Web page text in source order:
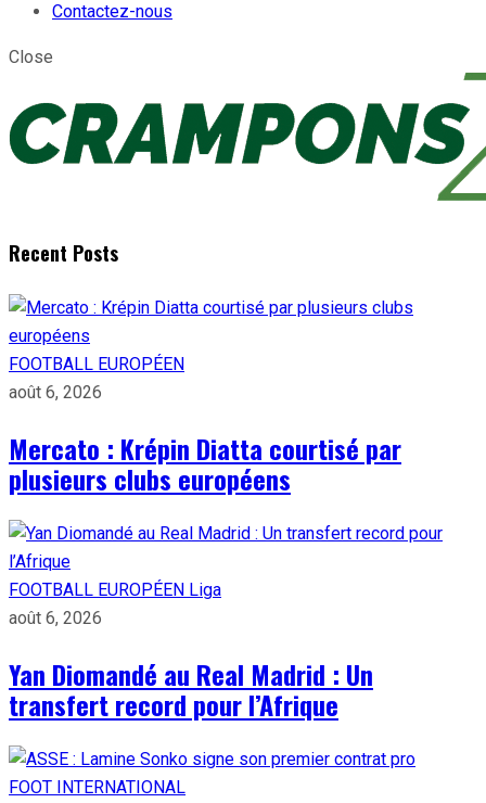
Contactez-nous
Close
Recent Posts
FOOTBALL EUROPÉEN
août 6, 2026
Mercato : Krépin Diatta courtisé par
plusieurs clubs européens
FOOTBALL EUROPÉEN Liga
août 6, 2026
Yan Diomandé au Real Madrid : Un
transfert record pour l’Afrique
FOOT INTERNATIONAL